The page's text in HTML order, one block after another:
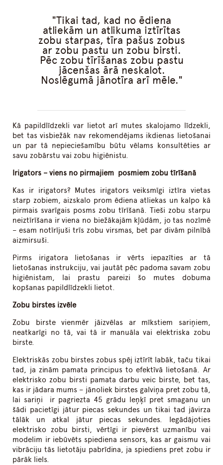
Tikai tad, kad no ēdiena
atliekām un atlikuma iztīrītas
zobu starpas, tīra pašus zobus
ar zobu pastu un zobu birsti.
Pēc zobu tīrīšanas zobu pastu
jācenšas ārā neskalot.
Noslēgumā jānotīra arī mēle.
Kā papildlīdzekli var lietot arī mutes skalojamo līdzekli,
bet tas visbiežāk nav rekomendējams ikdienas lietošanai
un par tā nepieciešamību būtu vēlams konsultēties ar
savu zobārstu vai zobu higiēnistu.
Irigators – viens no pirmajiem posmiem zobu tīrīšanā
Kas ir irigators? Mutes irigators veiksmīgi iztīra vietas
starp zobiem, aizskalo prom ēdiena atliekas un kalpo kā
pirmais svarīgais posms zobu tīrīšanā. Tieši zobu starpu
neiztīrīšana ir viena no biežākajām kļūdām, jo tas nozīmē
– esam notīrījuši trīs zobu virsmas, bet par divām pilnībā
aizmirsuši.
Pirms irigatora lietošanas ir vērts iepazīties ar tā
lietošanas instrukciju, vai jautāt pēc padoma savam zobu
higiēnistam, lai prastu pareizi šo mutes dobuma
kopšanas papildlīdzekli lietot.
Zobu birstes izvēle
Zobu birste vienmēr jāizvēlas ar mīkstiem sariņiem,
neatkarīgi no tā, vai tā ir manuāla vai elektriska zobu
birste.
Elektriskās zobu birstes zobus spēj iztīrīt labāk, taču tikai
tad, ja zinām pamata principus to efektīvā lietošanā. Ar
elektrisko zobu birsti pamata darbu veic birste, bet tas,
kas ir jādara mums – jānoliek birstes galviņa pret zobu tā,
lai sariņi ir pagriezta 45 grādu leņķī pret smaganu un
šādi pacietīgi jātur piecas sekundes un tikai tad jāvirza
tālāk un atkal jātur piecas sekundes. Iegādājoties
elektrisko zobu birsti, vērtīgi ir pievērst uzmanību vai
modelim ir iebūvēts spiediena sensors, kas ar gaismu vai
vibrāciju tās lietotāju pabrīdina, ja spiediens pret zobu ir
pārāk liels.